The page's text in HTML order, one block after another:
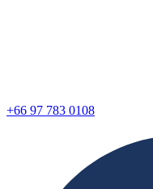
+66 97 783 0108